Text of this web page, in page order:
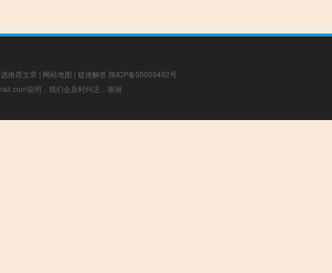
推荐文章 | 网站地图 | 疑难解答 陕ICP备05009492号
说明，我们会及时纠正，谢谢